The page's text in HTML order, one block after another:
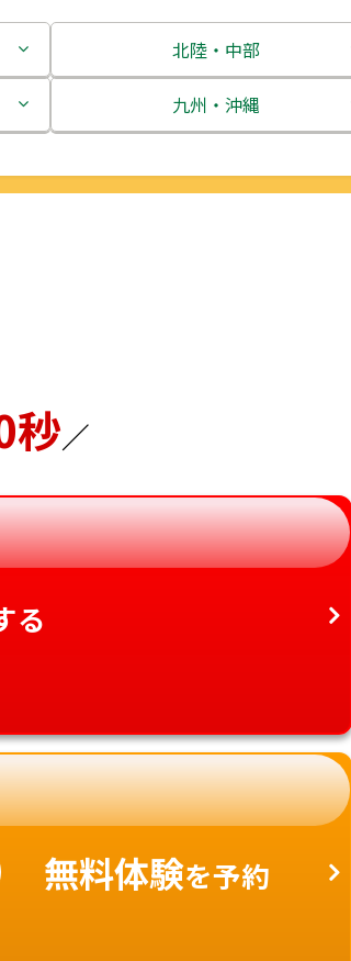
北陸・中部
新潟県
愛知県
九州・沖縄
沖縄県
秒／
る
無料体験を予約